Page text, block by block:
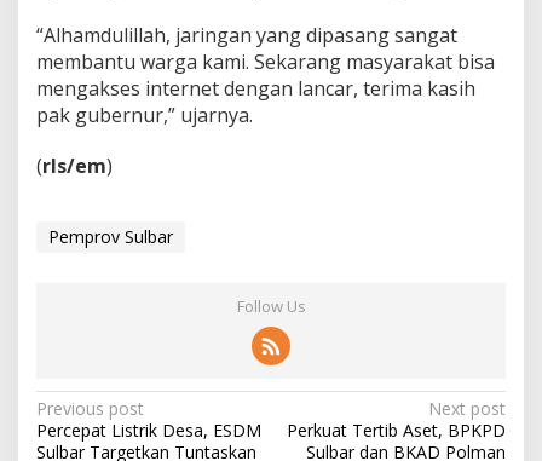
“Alhamdulillah, jaringan yang dipasang sangat
membantu warga kami. Sekarang masyarakat bisa
mengakses internet dengan lancar, terima kasih
pak gubernur,” ujarnya.
(rls/em)
Pemprov Sulbar
Follow Us
P
o
Previous post
Percepat Listrik Desa, ESDM
Sulbar Targetkan Tuntaskan
Next post
Perkuat Tertib Aset, BPKPD
Sulbar dan BKAD Polman